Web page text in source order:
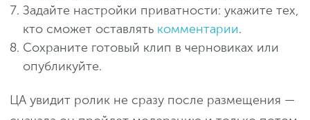
Задайте настройки приватности: укажите тех,
кто сможет оставлять комментарии.
Сохраните готовый клип в черновиках или
опубликуйте.
ЦА увидит ролик не сразу после размещения —